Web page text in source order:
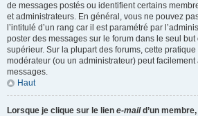
de messages postés ou identifient certains
et administrateurs. En général, vous ne pouvez
l’intitulé d’un rang car il est paramétré par
poster des messages sur le forum dans le seul but
supérieur. Sur la plupart des forums, cette
modérateur (ou un administrateur) peut
messages.
Haut
Lorsque je clique sur le lien e-maild’un